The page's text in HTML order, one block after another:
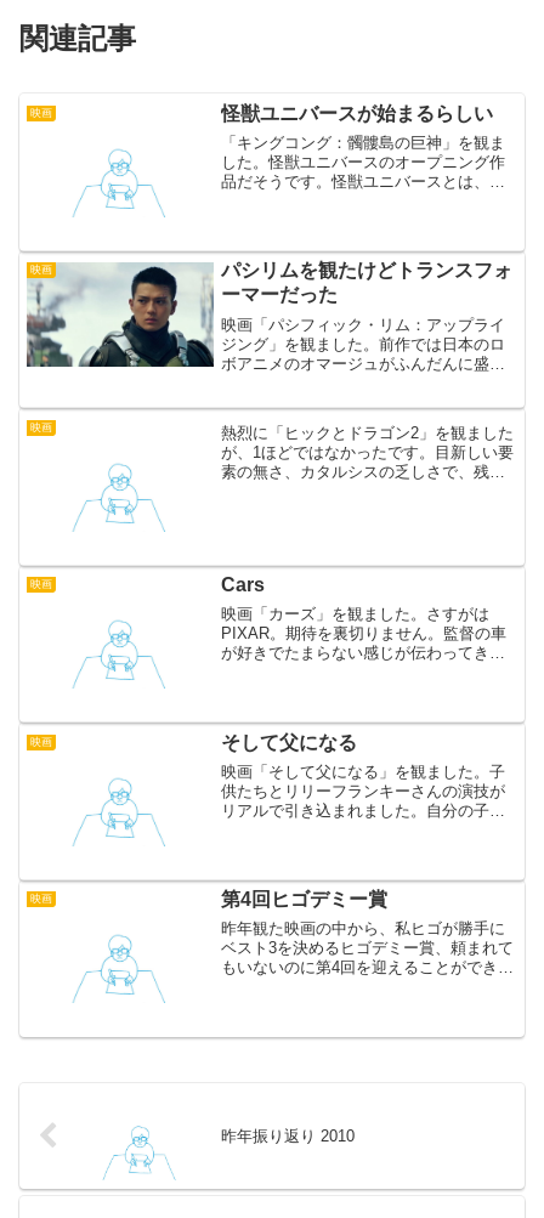
関連記事
映画 怪獣ユニバースが始まるらしい
「キングコング：髑髏島の巨神」を観ま
した。怪獣ユニバースのオープニング作
品だそうです。怪獣ユニバースとは、ア
ングが戦ったりするんです。...
映画
パシリムを観たけどトランスフォ
ーマーだった
映画「パシフィック・リム：アップライ
ジング」を観ました。前作では日本のロ
ボアニメのオマージュがふんだんに盛り
映画
熱烈に「ヒックとドラゴン2」を観ました
が、1ほどではなかったです。目新しい要
素の無さ、カタルシスの乏しさで、残念
映画 Cars
映画「カーズ」を観ました。さすがは
PIXAR。期待を裏切りません。監督の車
が好きでたまらない感じが伝わってきま
生き物を扱った作品に比...
映画 そして父になる
映画「そして父になる」を観ました。子
供たちとリリーフランキーさんの演技が
リアルで引き込まれました。自分の子供
語。福山さんと同じタイミン...
映画 第4回ヒゴデミー賞
昨年観た映画の中から、私ヒゴが勝手に
ベスト3を決めるヒゴデミー賞、頼まれて
もいないのに第4回を迎えることができま
レーツ・オブ・カ...
昨年振り返り 2010